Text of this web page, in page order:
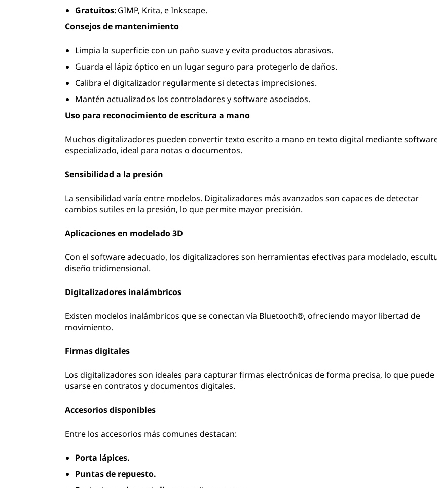
Gratuitos:GIMP, Krita, e Inkscape.
Consejos de mantenimiento
Limpia la superficie con un paño suave y evita productos abrasivos.
Guarda el lápiz óptico en un lugar seguro para protegerlo de daños.
Calibra el digitalizador regularmente si detectas imprecisiones.
Mantén actualizados los controladores y software asociados.
Uso para reconocimiento de escritura a mano
Muchos digitalizadores pueden convertir texto escrito a mano en texto digital mediante
especializado, ideal para notas o documentos.
Sensibilidad a la presión
La sensibilidad varía entre modelos. Digitalizadores más avanzados son capaces de detectar
cambios sutiles en la presión, lo que permite mayor precisión.
Aplicaciones en modelado 3D
Con el software adecuado, los digitalizadores son herramientas efectivas para modelado,
diseño tridimensional.
Digitalizadores inalámbricos
Existen modelos inalámbricos que se conectan vía Bluetooth®, ofreciendo mayor libertad de
movimiento.
Firmas digitales
Los digitalizadores son ideales para capturar firmas electrónicas de forma precisa, lo que puede
usarse en contratos y documentos digitales.
Accesorios disponibles
Entre los accesorios más comunes destacan:
Porta lápices.
Puntas de repuesto.